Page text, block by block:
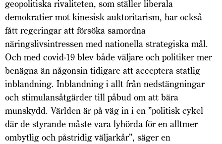
geopolitiska rivaliteten, som ställer liberala
demokratier mot kinesisk auktoritarism, har också
fått regeringar att försöka samordna
näringslivsintressen med nationella strategiska mål.
Och med covid-19 blev både väljare och politiker mer
benägna än någonsin tidigare att acceptera statlig
inblandning. Inblandning i allt från nedstängningar
och stimulansåtgärder till påbud om att bära
munskydd. Världen är på väg in i en ”politisk cykel
där de styrande måste vara lyhörda för en alltmer
ombytlig och påstridig väljarkår”, säger en